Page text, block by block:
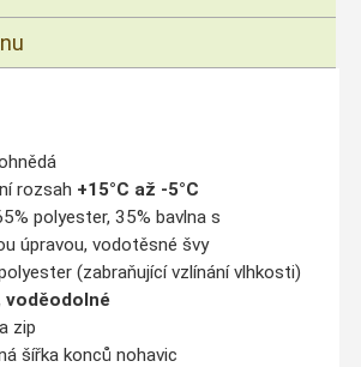
rozsah +15°C až -5°C
polyester, 35% bavlna s
úpravou, vodotěsné švy
(zabraňující vzlínání vlhkosti)
voděodolné
zip
šířka konců nohavic